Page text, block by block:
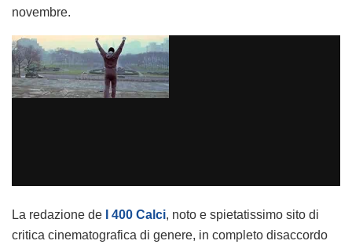
novembre.
La redazione de I 400 Calci, noto e spietatissimo sito di
critica cinematografica di genere, in completo disaccordo